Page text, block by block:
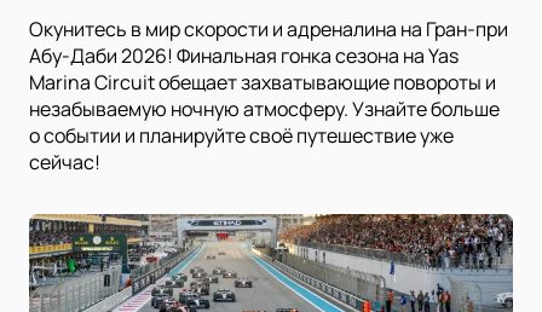
Окунитесь в мир скорости и адреналина на Гран-при
Абу-Даби 2026! Финальная гонка сезона на Yas
Marina Circuit обещает захватывающие повороты и
незабываемую ночную атмосферу. Узнайте больше
о событии и планируйте своё путешествие уже
сейчас!